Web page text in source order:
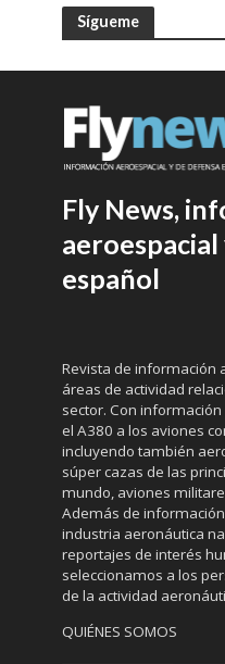
Sígueme
Fly News,
español
Revista de información
áreas de actividad
sector. Con
el A380 a los aviones
incluyendo también
súper cazas de las
mundo, aviones
Además de
industria aeronáutica
reportajes de interés
seleccionamos a los
de la actividad
QUIÉNES SOMOS